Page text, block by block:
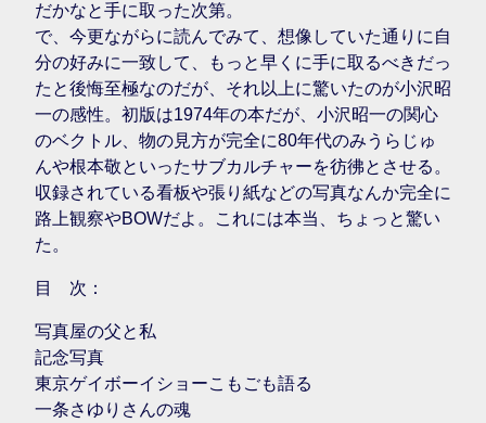
だかなと手に取った次第。
で、今更ながらに読んでみて、想像していた通りに自
分の好みに一致して、もっと早くに手に取るべきだっ
たと後悔至極なのだが、それ以上に驚いたのが小沢昭
一の感性。初版は1974年の本だが、小沢昭一の関心
のベクトル、物の見方が完全に80年代のみうらじゅ
んや根本敬といったサブカルチャーを彷彿とさせる。
収録されている看板や張り紙などの写真なんか完全に
路上観察やBOWだよ。これには本当、ちょっと驚い
た。
目 次：
写真屋の父と私
記念写真
東京ゲイボーイショーこもごも語る
一条さゆりさんの魂